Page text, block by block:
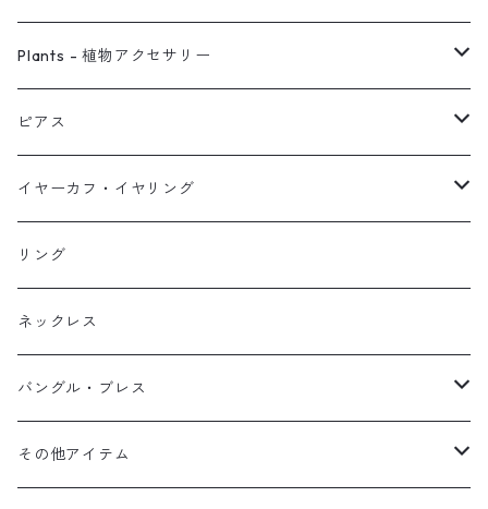
ピアス
ネックレス
イヤーカフ
イヤリング
Plants - 植物アクセサリー
ピアス
ネックレス
リング
ブレス
オブジェ
イヤーカフ
ピアス
スタッド・一粒
フック・ぶら下がり
フープ
イヤーカフ・イヤリング
原石イヤーカフ
植物イヤーカフ
ぶら下がりイヤーカフ
2連イヤーカフ
リング
ネックレス
バングル・ブレス
ブレスレット
その他アイテム